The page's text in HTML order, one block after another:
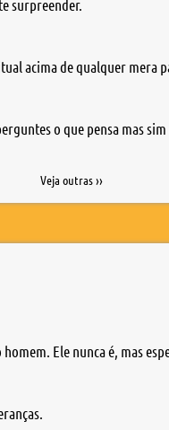
surpreender.
acima de qualquer mera
o que pensa mas
Veja outras ››
Ele nunca é, mas